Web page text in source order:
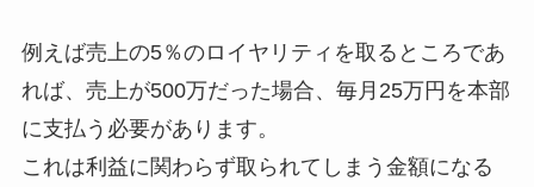
例えば売上の5％のロイヤリティを取るところであ
れば、売上が500万だった場合、毎月25万円を本部
に支払う必要があります。
これは利益に関わらず取られてしまう金額になる